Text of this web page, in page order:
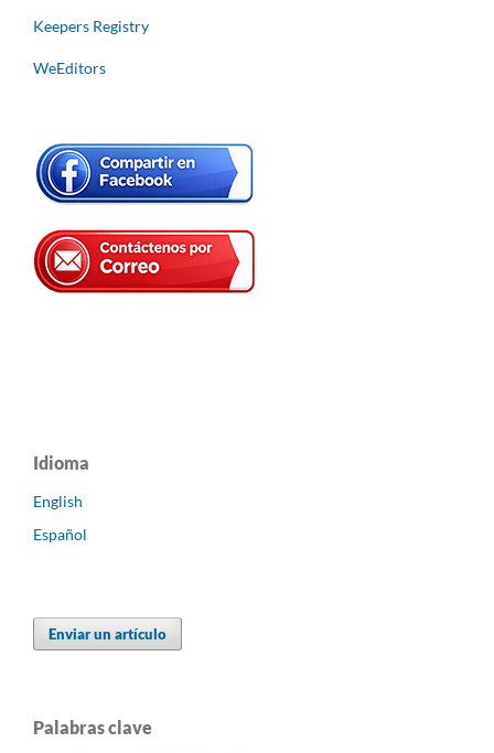
Keepers Registry
WeEditors
Idioma
English
Español
Enviar un artículo
Palabras clave